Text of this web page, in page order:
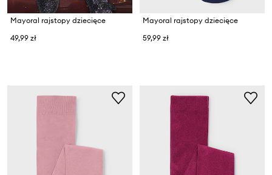
Mayoral rajstopy dziecięce
49,99 zł
Mayoral rajstopy dziecięce
59,99 zł